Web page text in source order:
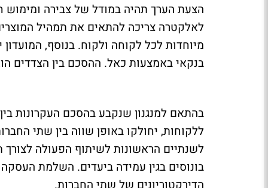
הצעת הערך תהיה במודל של צבירה ומימוש
לאלקטרה צריכה להתאים את תמהיל
מיוחדות לכל לקוחה ולקוח. בנוסף,
בנקאי באמצעות כאל. ההסכם בין הצדדים הוא
בהתאם למנגנון שנקבע בהסכם העקרונות
ללקוחות, יחולקו באופן שווה בין שתי
לשנתיים הראשונות לשיתוף הפעולה
בונוסים בגין עמידה ביעדים. השלמת